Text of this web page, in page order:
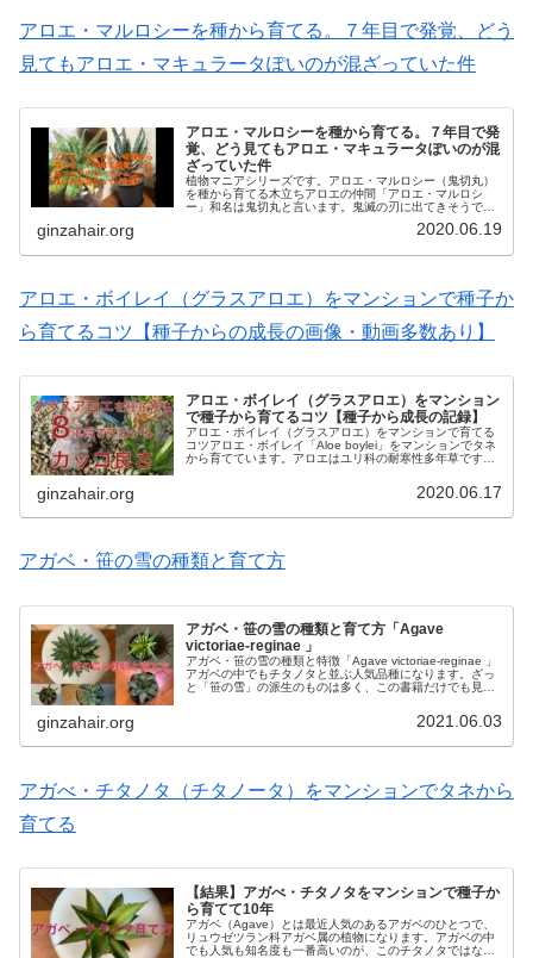
アロエ・マルロシーを種から育てる。７年目で発覚、どう
見てもアロエ・マキュラータぽいのが混ざっていた件
アロエ・マルロシーを種から育てる。７年目で発
覚、どう見てもアロエ・マキュラータぽいのが混
ざっていた件
植物マニアシリーズです。アロエ・マルロシー（鬼切丸）
を種から育てる木立ちアロエの仲間「アロエ・マルロシ
ー」和名は鬼切丸と言います。鬼滅の刃に出てきそうです
ginzahair.org 2020.06.19
アロエ・ボイレイ（グラスアロエ）をマンションで種子か
ら育てるコツ【種子からの成長の画像・動画多数あり】
アロエ・ボイレイ（グラスアロエ）をマンション
で種子から育てるコツ【種子から成長の記録】
アロエ・ボイレイ（グラスアロエ）をマンションで育てる
コツアロエ・ボイレイ「Aloe boylei」をマンションでタネ
から育てています。アロエはユリ科の耐寒性多年草です
ginzahair.org 2020.06.17
アガベ・笹の雪の種類と育て方
アガベ・笹の雪の種類と育て方「Agave
victoriae-reginae 」
アガベ・笹の雪の種類と特徴「Agave victoriae-reginae 」
アガベの中でもチタノタと並ぶ人気品種になります。ざっ
と「笹の雪」の派生のものは多く、この書籍だけでも見開
ginzahair.org 2021.06.03
アガべ・チタノタ（チタノータ）をマンションでタネから
育てる
【結果】アガべ・チタノタをマンションで種子か
ら育てて10年
アガベ（Agave）とは最近人気のあるアガベのひとつで、
リュウゼツラン科アガベ属の植物になります。アガベの中
でも人気も知名度も一番高いのが、このチタノタではない